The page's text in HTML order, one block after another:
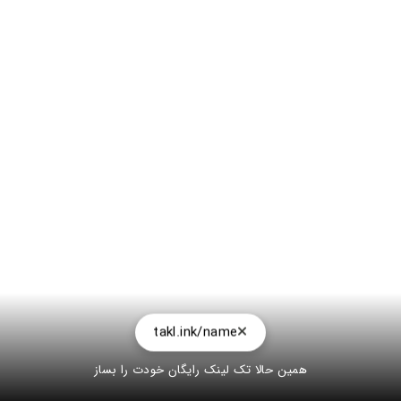
takl.ink/name
همین حالا تک لینک رایگان خودت را بساز